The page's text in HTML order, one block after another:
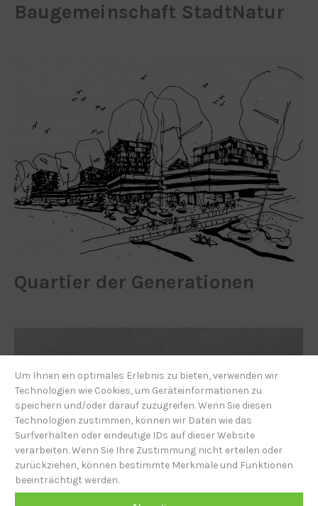
Um Ihnen ein optimales Erlebnis zu bieten, verwenden wir
Technologien wie Cookies, um Geräteinformationen zu
speichern und/oder darauf zuzugreifen. Wenn Sie diesen
Technologien zustimmen, können wir Daten wie das
Surfverhalten oder eindeutige IDs auf dieser Website
verarbeiten. Wenn Sie Ihre Zustimmung nicht erteilen oder
zurückziehen, können bestimmte Merkmale und Funktionen
beeinträchtigt werden.
Baugemeinschaft StadtNatur
Quartier der Generationen